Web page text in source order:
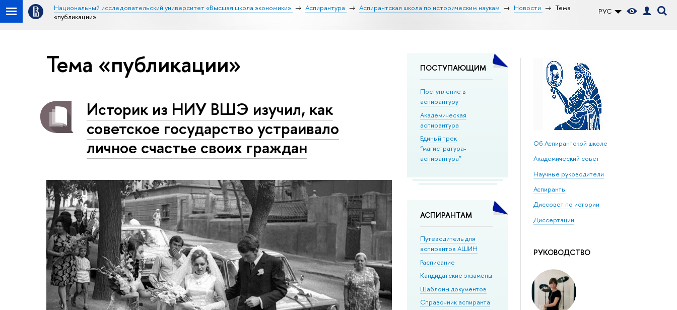
РУС
Национальный исследовательский университет «Высшая школа экономики» Аспирантура Аспирантская школа по историческим наукам Новости
Тема
«публикации»
ПОСТУПАЮЩИМ
Поступление в
аспирантуру
Академическая
аспирантура
Единый трек
“магистратура-
аспирантура”
АСПИРАНТАМ
Путеводитель для
аспирантов АШИН
Расписание
Кандидатские экзамены
Шаблоны документов
Справочник аспиранта
Об Аспирантской школе
Академический совет
Научные руководители
Аспиранты
Диссовет по истории
Диссертации
РУКОВОДСТВО
Тема «публикации»
Историк из НИУ ВШЭ изучил, как
советское государство устраивало
личное счастье своих граждан